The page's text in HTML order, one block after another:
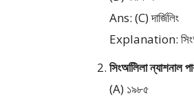
Ans: (C) দার্জিলিং
Explanation:
সিংঅলিিলা ন্যাশনাল
(A) ১৯৮৫